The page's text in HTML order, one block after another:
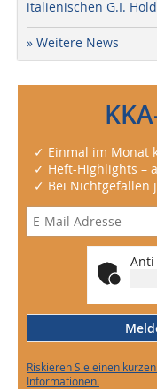
italienischen G.I.
» Weitere News
✓ Einmal im Monat
✓ Heft-Highlights –
✓ Bei Nichtgefallen
Riskieren Sie einen
Informationen.